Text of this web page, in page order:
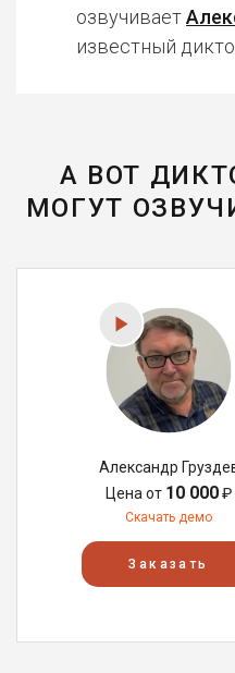
озвучивает
известный
А ВОТ
МОГУТ
Александр
Цена от 10 000₽
Скачать демо
Заказать